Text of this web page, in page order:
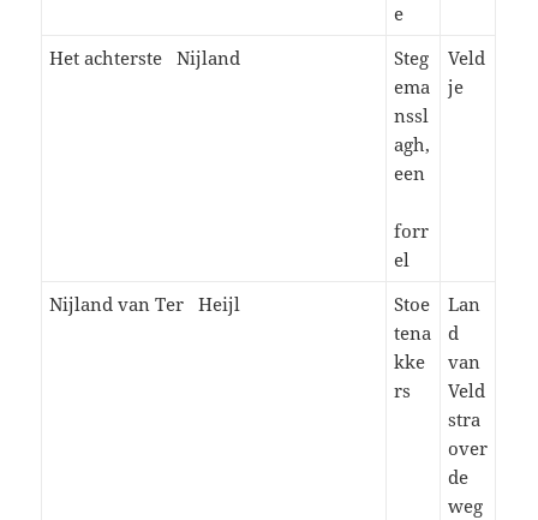
e
Het achterste Nijland
Steg
ema
nssl
agh,
een
forr
el
Veld
je
Nijland van Ter Heijl
Stoe
tena
kke
rs
Lan
d
van
Veld
stra
over
de
weg